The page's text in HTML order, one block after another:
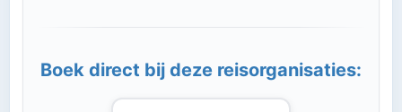
Boek direct bij deze reisorganisaties: